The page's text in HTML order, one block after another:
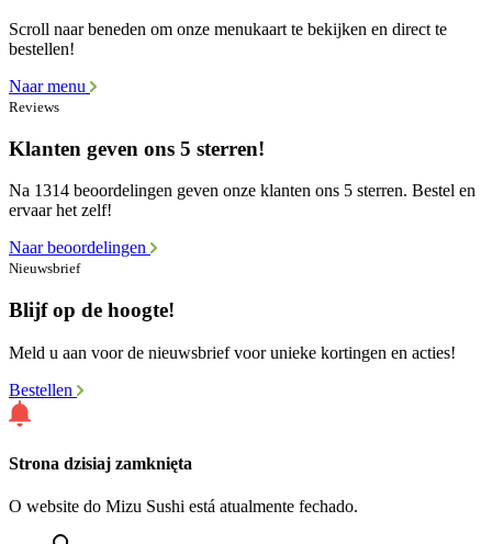
Scroll naar beneden om onze menukaart te bekijken en direct te
bestellen!
Naar menu
Reviews
Klanten geven ons 5 sterren!
Na 1314 beoordelingen geven onze klanten ons 5 sterren. Bestel en
ervaar het zelf!
Naar beoordelingen
Nieuwsbrief
Blijf op de hoogte!
Meld u aan voor de nieuwsbrief voor unieke kortingen en acties!
Bestellen
Strona dzisiaj zamknięta
O website do Mizu Sushi está atualmente fechado.